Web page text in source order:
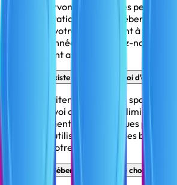
Nous conservons vos données pendant
après l'expiration de votre
renouveler votre abonnement à temps
perte de données. Contactez-nous
hébergement a expiré.
Est ce qu'il existe une limite d'envoi d'email?
Oui, pour éviter les abus et le spam, nous
limites d'envoi d'emails. Ces limites
d'hébergement et sont conçues pour
normaux d'utilisation. Pour des besoins
contactez notre support.
Quel plan d'hébergement dois-je choisir pour